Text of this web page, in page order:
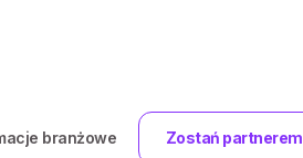
branżowe Zostań partnerem